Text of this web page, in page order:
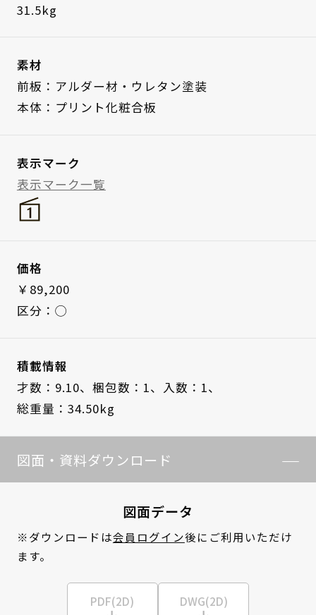
31.5kg
素材
前板：アルダー材・ウレタン塗装
本体：プリント化粧合板
表示マーク
表示マーク一覧
価格
￥89,200
区分：◯
積載情報
才数：9.10、 梱包数：1、 入数：1、
総重量：34.50kg
図面・資料ダウンロード
図面データ
※ダウンロードは会員ログイン後にご利用いただけ
ます。
PDF(2D) DWG(2D)